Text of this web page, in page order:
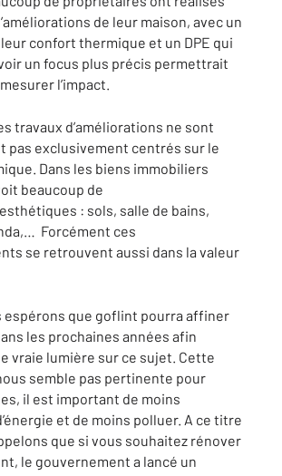
de leur maison, avec un
confort thermique et un DPE qui
un focus plus précis permettrait
l’impact.
travaux d’améliorations ne sont
pas exclusivement centrés sur le
Dans les biens immobiliers
beaucoup de
: sols, salle de bains,
Forcément ces
se retrouvent aussi dans la valeur
espérons que goflint pourra affiner
les prochaines années afin
vraie lumière sur ce sujet. Cette
semble pas pertinente pour
il est important de moins
et de moins polluer. A ce titre
que si vous souhaitez rénover
le gouvernement a lancé un